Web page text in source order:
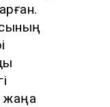
жаңа